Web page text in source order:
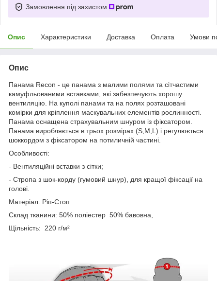
Замовлення під захистом
Опис Характеристики Доставка Оплата Умови
Опис
Панама Recon - це панама з малими полями та сітчастими
камуфльованими вставками, які забезпечують хорошу
вентиляцію. На куполі панами та на полях розташовані
комірки для кріплення маскувальних елементів рослинності.
Панама оснащена страхувальним шнуром із фіксатором.
Панама виробляється в трьох розмірах (S,M,L) і регулюється
шоккордом з фіксатором на потиличній частині.
Особливості:
- Вентиляційні вставки з сітки;
- Стропа з шок-корду (гумовий шнур), для кращої фіксації на
голові.
Матеріал: Ріп-Стоп
Склад тканини: 50% поліестер 50% бавовна,
Щільність: 220 г/м²